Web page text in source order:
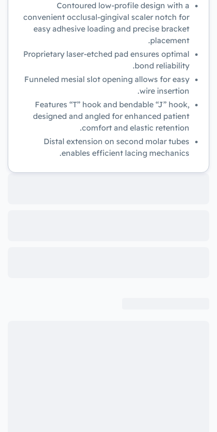
Contoured low-profile design with a
convenient occlusal-gingival scaler notch for
easy adhesive loading and precise bracket
placement.
Proprietary laser-etched pad ensures optimal
bond reliability.
Funneled mesial slot opening allows for easy
wire insertion.
Features “T” hook and bendable “J” hook,
designed and angled for enhanced patient
comfort and elastic retention.
Distal extension on second molar tubes
enables efficient lacing mechanics.